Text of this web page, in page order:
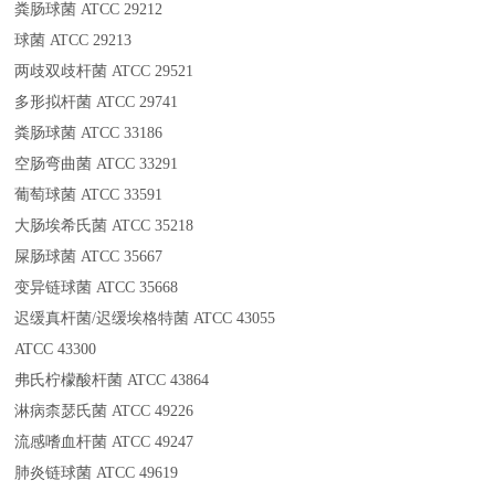
粪肠球菌 ATCC 29212
球菌 ATCC 29213
两歧双歧杆菌 ATCC 29521
多形拟杆菌 ATCC 29741
粪肠球菌 ATCC 33186
空肠弯曲菌 ATCC 33291
葡萄球菌 ATCC 33591
大肠埃希氏菌 ATCC 35218
屎肠球菌 ATCC 35667
变异链球菌 ATCC 35668
迟缓真杆菌/迟缓埃格特菌 ATCC 43055
ATCC 43300
弗氏柠檬酸杆菌 ATCC 43864
淋病柰瑟氏菌 ATCC 49226
流感嗜血杆菌 ATCC 49247
肺炎链球菌 ATCC 49619